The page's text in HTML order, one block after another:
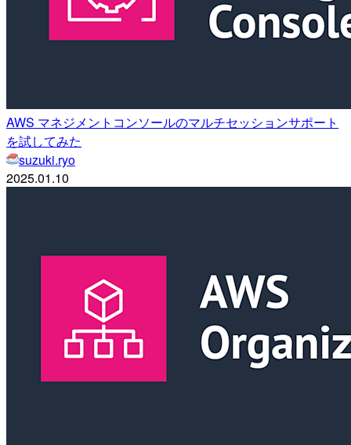
AWS マネジメントコンソールのマルチセッションサポート
を試してみた
suzuki.ryo
2025.01.10